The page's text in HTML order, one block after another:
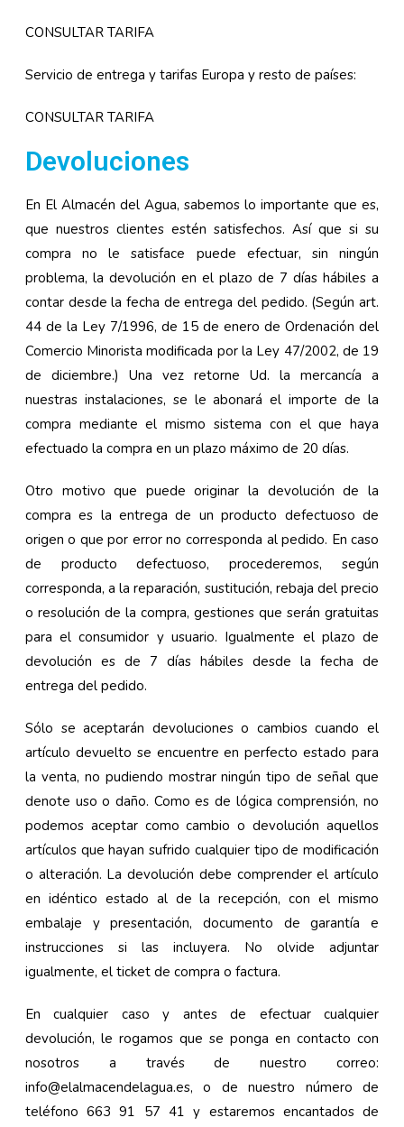
CONSULTAR TARIFA
Servicio de entrega y tarifas Europa y resto de países:
CONSULTAR TARIFA
Devoluciones
En El Almacén del Agua, sabemos lo importante que es,
que nuestros clientes estén satisfechos. Así que si su
compra no le satisface puede efectuar, sin ningún
problema, la devolución en el plazo de 7 días hábiles a
contar desde la fecha de entrega del pedido. (Según art.
44 de la Ley 7/1996, de 15 de enero de Ordenación del
Comercio Minorista modificada por la Ley 47/2002, de 19
de diciembre.) Una vez retorne Ud. la mercancía a
nuestras instalaciones, se le abonará el importe de la
compra mediante el mismo sistema con el que haya
efectuado la compra en un plazo máximo de 20 días.
Otro motivo que puede originar la devolución de la
compra es la entrega de un producto defectuoso de
origen o que por error no corresponda al pedido. En caso
de producto defectuoso, procederemos, según
corresponda, a la reparación, sustitución, rebaja del precio
o resolución de la compra, gestiones que serán gratuitas
para el consumidor y usuario. Igualmente el plazo de
devolución es de 7 días hábiles desde la fecha de
entrega del pedido.
Sólo se aceptarán devoluciones o cambios cuando el
artículo devuelto se encuentre en perfecto estado para
la venta, no pudiendo mostrar ningún tipo de señal que
denote uso o daño. Como es de lógica comprensión, no
podemos aceptar como cambio o devolución aquellos
artículos que hayan sufrido cualquier tipo de modificación
o alteración. La devolución debe comprender el artículo
en idéntico estado al de la recepción, con el mismo
embalaje y presentación, documento de garantía e
instrucciones si las incluyera. No olvide adjuntar
igualmente, el ticket de compra o factura.
En cualquier caso y antes de efectuar cualquier
devolución, le rogamos que se ponga en contacto con
nosotros a través de nuestro correo:
info@elalmacendelagua.es, o de nuestro número de
teléfono 663 91 57 41 y estaremos encantados de